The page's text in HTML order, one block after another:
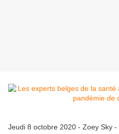
Jeudi 8 octobre 2020 - Zoey Sky -